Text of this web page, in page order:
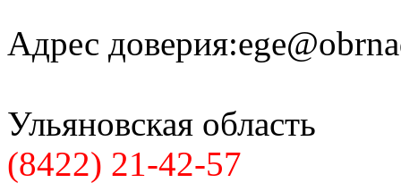
Адрес доверия:
Ульяновская область
(8422) 21-42-57